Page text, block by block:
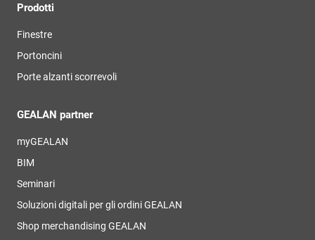
Prodotti
Finestre
Portoncini
Porte alzanti scorrevoli
GEALAN partner
myGEALAN
BIM
Seminari
Soluzioni digitali per gli ordini GEALAN
Shop merchandising GEALAN